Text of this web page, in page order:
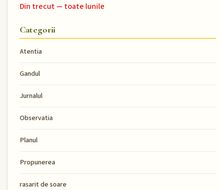
Din trecut — toate lunile
Categorii
Atentia
Gandul
Jurnalul
Observatia
Planul
Propunerea
rasarit de soare